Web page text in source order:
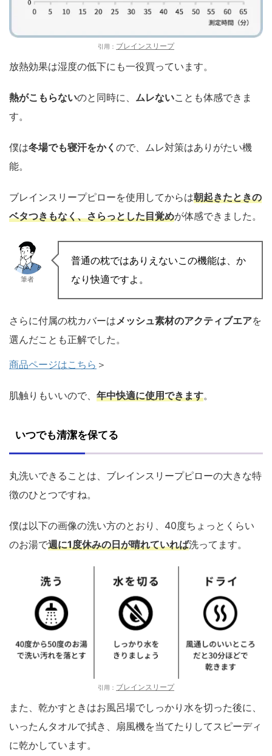
引用： ブレインスリープ
放熱効果は湿度の低下にも一役買っています。
熱がこもらないのと同時に、 ムレないことも体感できま
す。
僕は冬場でも寝汗をかく ので、ムレ対策はありがたい機
能。
ブレインスリープピローを使用してからは朝起きたときの
ベタつきもなく、さらっとした目覚めが体感できました。
筆者
普通の枕ではありえないこの機能は、か
なり快適ですよ。
さらに付属の枕カバーはメッシュ素材のアクティブエアを
選んだことも正解でした。
商品ページはこちら ＞
肌触りもいいので、 年中快適に使用できます。
いつでも清潔を保てる
丸洗いできることは、ブレインスリープピローの大きな特
徴のひとつですね。
僕は以下の画像の洗い方のとおり、40度ちょっとくらい
のお湯で週に1度休みの日が晴れていれば洗ってます。
引用： ブレインスリープ
また、乾かすときはお風呂場でしっかり水を切った後に、
いったんタオルで拭き、扇風機を当てたりしてスピーディ
に乾かしています。